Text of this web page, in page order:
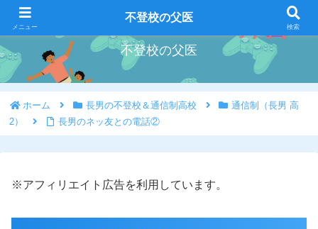
好きな事を好きな時にやろう
不登校の父医
ホーム 長男の不登校＆通信制高校
通信制（長男 高
2）
長男のネッ友との電話②
※アフィリエイト広告を利用しています。
メニュー
不登校の父医
検索